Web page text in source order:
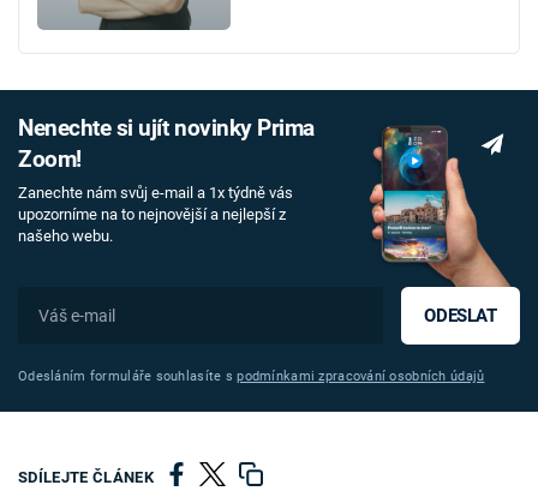
Nenechte si ujít novinky Prima
Zoom!
Zanechte nám svůj e-mail a 1x týdně vás
upozorníme na to nejnovější a nejlepší z
našeho webu.
ODESLAT
Odesláním formuláře souhlasíte spodmínkami zpracování osobních údajů
SDÍLEJTE ČLÁNEK